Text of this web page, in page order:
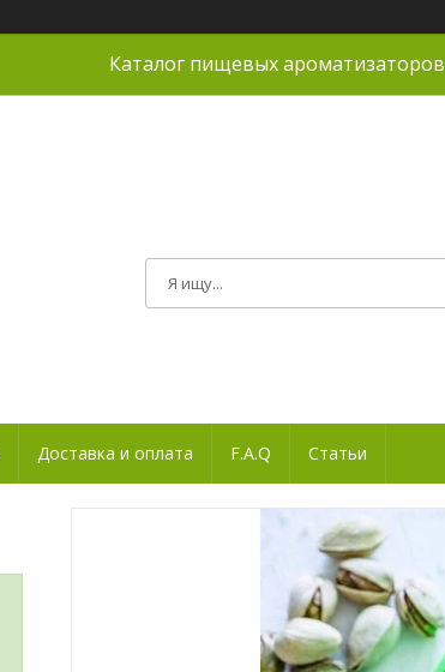
Каталог пищевых ароматизаторов
Доставка и оплата F.A.Q Статьи